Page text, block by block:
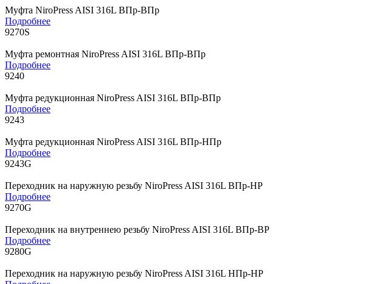
Муфта NiroPress AISI 316L ВПр-ВПр
Подробнее
9270S
Муфта ремонтная NiroPress AISI 316L ВПр-ВПр
Подробнее
9240
Муфта редукционная NiroPress AISI 316L ВПр-ВПр
Подробнее
9243
Муфта редукционная NiroPress AISI 316L ВПр-НПр
Подробнее
9243G
Переходник на наружную резьбу NiroPress AISI 316L ВПр-НР
Подробнее
9270G
Переходник на внутреннею резьбу NiroPress AISI 316L ВПр-ВР
Подробнее
9280G
Переходник на наружную резьбу NiroPress AISI 316L НПр-НР